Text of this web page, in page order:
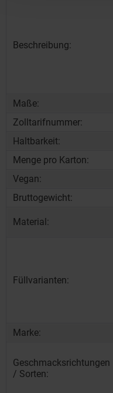
Beschreibung:
Maße:
Zolltarifnummer:
Haltbarkeit:
Menge pro Karton:
Vegan:
Bruttogewicht:
Material:
Füllvarianten:
Marke:
Geschmacksrichtungen
/ Sorten: